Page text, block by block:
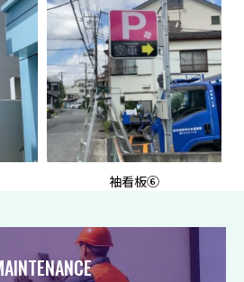
袖看板⑥